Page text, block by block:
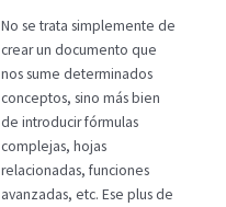
No se trata simplemente de
crear un documento que
nos sume determinados
conceptos, sino más bien
de introducir fórmulas
complejas, hojas
relacionadas, funciones
avanzadas, etc. Ese plus de